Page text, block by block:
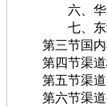
六、华
七、东
第三节国内
第四节渠道
第五节渠道
第六节渠道